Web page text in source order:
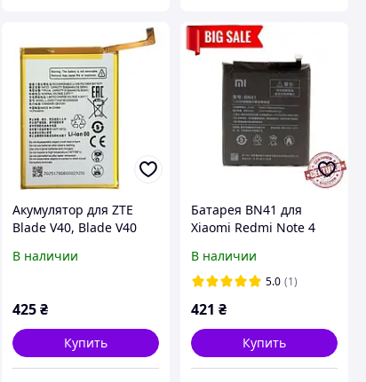
Акумулятор для ZTE
Blade V40, Blade V40
(Li3951T44P8h956656)
В наличии
425 ₴
Купить
Батарея BN41 для
Xiaomi Redmi Note 4
В наличии
5.0 (1)
421 ₴
Купить